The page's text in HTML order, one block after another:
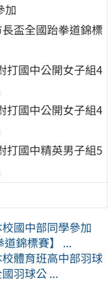
加
長盃全國跆拳道錦標
打國中公開女子組4
打國中公開女子組4
打國中精英男子組5
國中部同學參加
道錦標賽】 ...
體育班高中部羽球
羽球公 ...